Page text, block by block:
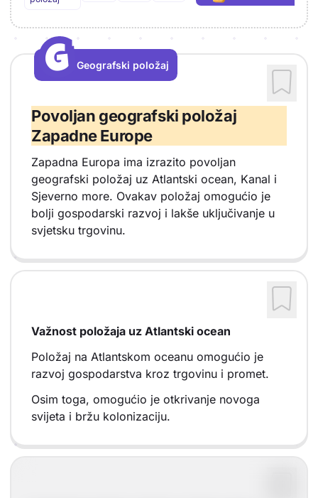
G
G
Geografski položaj
Povoljan geografski položaj
Zapadne Europe
Zapadna Europa ima izrazito povoljan
geografski položaj uz Atlantski ocean, Kanal i
Sjeverno more. Ovakav položaj omogućio je
bolji gospodarski razvoj i lakše uključivanje u
svjetsku trgovinu.
Važnost položaja uz Atlantski ocean
Položaj na Atlantskom oceanu omogućio je
razvoj gospodarstva kroz trgovinu i promet.
Osim toga, omogućio je otkrivanje novoga
svijeta i bržu kolonizaciju.